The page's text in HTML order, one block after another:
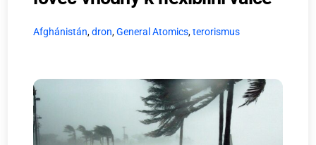
Afghánistán,dron,General Atomics,terorismus